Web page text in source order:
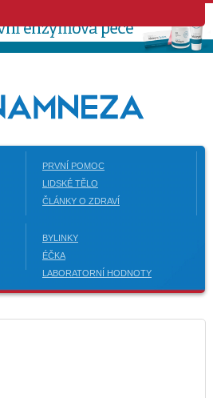
PRVNÍ POMOC
LIDSKÉ TĚLO
ČLÁNKY O ZDRAVÍ
BYLINKY
ÉČKA
LABORATORNÍ HODNOTY